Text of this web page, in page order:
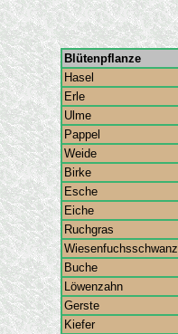
Blütenpflanze
Hasel
Erle
Ulme
Pappel
Weide
Birke
Esche
Eiche
Ruchgras
Wiesenfuchsschwanz
Buche
Löwenzahn
Gerste
Kiefer